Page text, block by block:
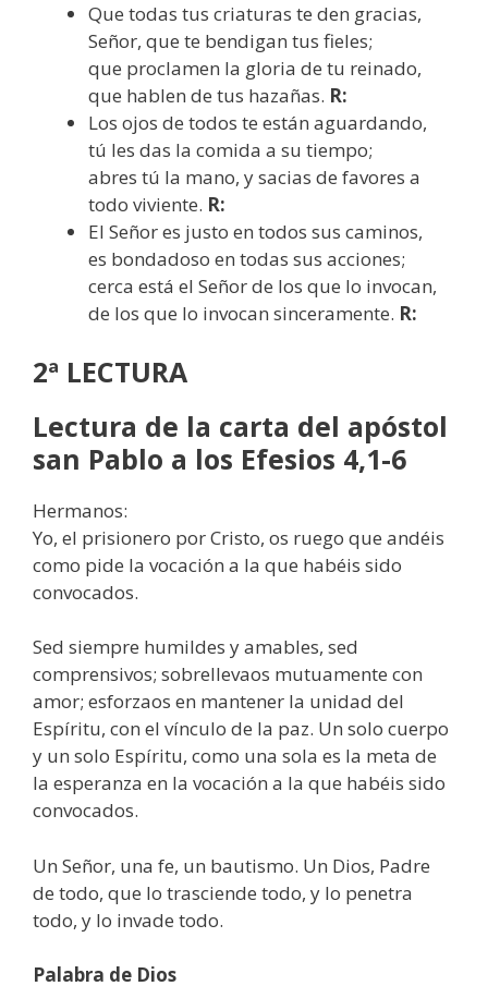
Que todas tus criaturas te den gracias,
Señor, que te bendigan tus fieles;
que proclamen la gloria de tu reinado,
que hablen de tus hazañas. R:
Los ojos de todos te están aguardando,
tú les das la comida a su tiempo;
abres tú la mano, y sacias de favores a
todo viviente. R:
El Señor es justo en todos sus caminos,
es bondadoso en todas sus acciones;
cerca está el Señor de los que lo invocan,
de los que lo invocan sinceramente. R:
2ª LECTURA
Lectura de la carta del apóstol
san Pablo a los Efesios 4,1-6
Hermanos:
Yo, el prisionero por Cristo, os ruego que andéis
como pide la vocación a la que habéis sido
convocados.
Sed siempre humildes y amables, sed
comprensivos; sobrellevaos mutuamente con
amor; esforzaos en mantener la unidad del
Espíritu, con el vínculo de la paz. Un solo cuerpo
y un solo Espíritu, como una sola es la meta de
la esperanza en la vocación a la que habéis sido
convocados.
Un Señor, una fe, un bautismo. Un Dios, Padre
de todo, que lo trasciende todo, y lo penetra
todo, y lo invade todo.
Palabra de Dios